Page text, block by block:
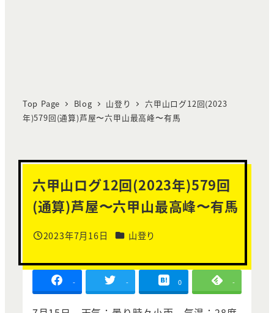
Top Page Blog 山登り
六甲山ログ12回(2023
年)579回(通算)芦屋〜六甲山最高峰〜有馬
六甲山ログ12回(2023年)579回
(通算)芦屋〜六甲山最高峰〜有馬
投稿日
2023年7月16日 カテゴリー
山登り
- - 0 -